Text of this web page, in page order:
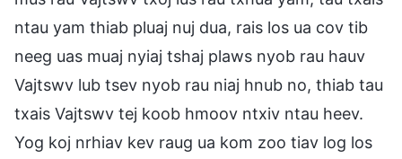
ntau yam thiab pluaj nuj dua, rais los ua cov tib
neeg uas muaj nyiaj tshaj plaws nyob rau hauv
Vajtswv lub tsev nyob rau niaj hnub no, thiab tau
txais Vajtswv tej koob hmoov ntxiv ntau heev.
Yog koj nrhiav kev raug ua kom zoo tiav log los